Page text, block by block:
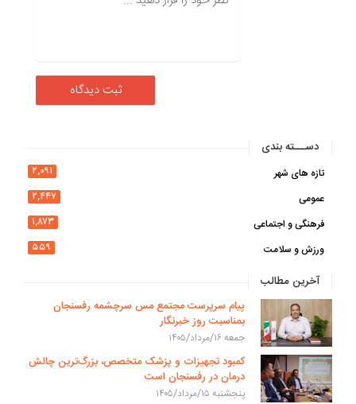
دســـته بندی
تازه های شهر
۲,۰۹۱
عمومی
۲,۴۴۷
فرهنگی و اجتماعی
۱,۸۷۳
ورزش و سلامت
۵۵۹
آخرین مطالب
پیام سرپرست مجتمع مس سرچشمه رفسنجان
بمناسبت روز خبرنگار
جمعه ۱۶/مرداد/۱۴۰۵
کمبود تجهیزات و پزشک متخصص، بزرگ‌ترین چالش
درمان در رفسنجان است
پنجشنبه ۱۵/مرداد/۱۴۰۵